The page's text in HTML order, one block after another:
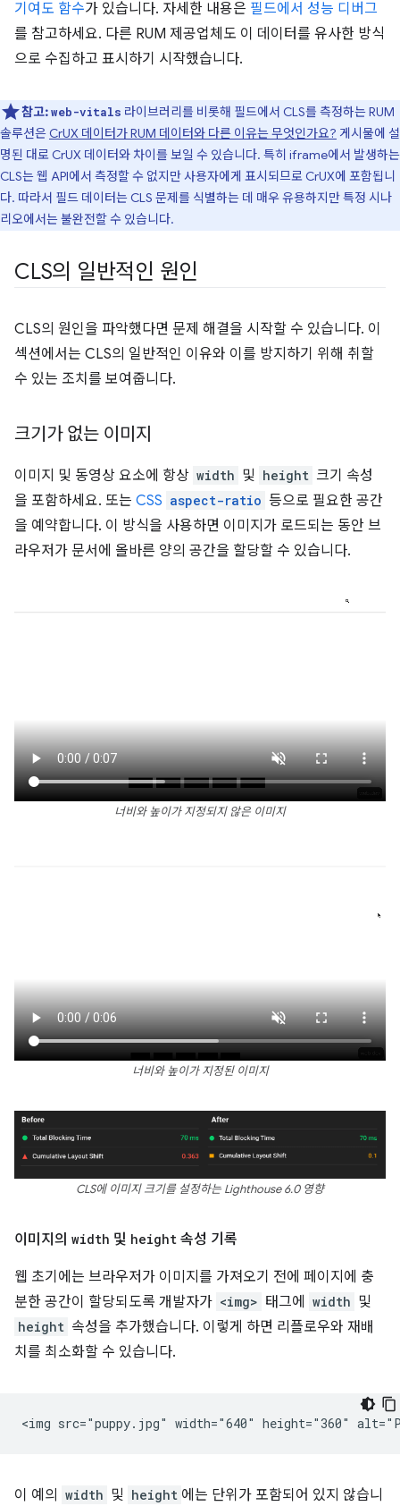
기여도 함수가 있습니다. 자세한 내용은 필드에서 성능 디버그
를 참고하세요. 다른 RUM 제공업체도 이 데이터를 유사한 방식
으로 수집하고 표시하기 시작했습니다.
참고:web-vitals 라이브러리를 비롯해 필드에서 CLS를 측정하는 RUM
솔루션은 CrUX 데이터가 RUM 데이터와 다른 이유는 무엇인가요? 게시물에 설
명된 대로 CrUX 데이터와 차이를 보일 수 있습니다. 특히 iframe에서 발생하는
CLS는 웹 API에서 측정할 수 없지만 사용자에게 표시되므로 CrUX에 포함됩니
다. 따라서 필드 데이터는 CLS 문제를 식별하는 데 매우 유용하지만 특정 시나
리오에서는 불완전할 수 있습니다.
CLS의 일반적인 원인
CLS의 원인을 파악했다면 문제 해결을 시작할 수 있습니다. 이
섹션에서는 CLS의 일반적인 이유와 이를 방지하기 위해 취할
수 있는 조치를 보여줍니다.
크기가 없는 이미지
이미지 및 동영상 요소에 항상 width 및 height 크기 속성
을 포함하세요. 또는 CSS aspect-ratio 등으로 필요한 공간
을 예약합니다. 이 방식을 사용하면 이미지가 로드되는 동안 브
라우저가 문서에 올바른 양의 공간을 할당할 수 있습니다.
너비와 높이가 지정되지 않은 이미지
너비와 높이가 지정된 이미지
CLS에 이미지 크기를 설정하는 Lighthouse 6.0 영향
이미지의 width 및 height 속성 기록
웹 초기에는 브라우저가 이미지를 가져오기 전에 페이지에 충
분한 공간이 할당되도록 개발자가 <img> 태그에 width 및
height 속성을 추가했습니다. 이렇게 하면 리플로우와 재배
치를 최소화할 수 있습니다.
이 예의 width 및 height 에는 단위가 포함되어 있지 않습니